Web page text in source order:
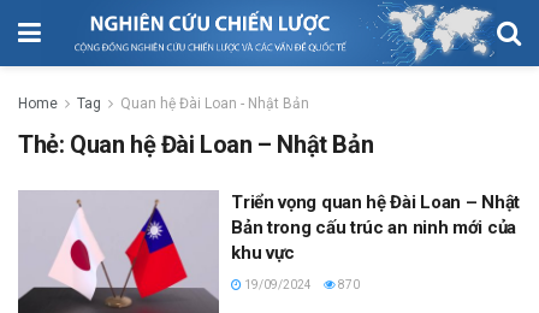
Home Tag Quan hệ Đài Loan - Nhật Bản
Thẻ: Quan hệ Đài Loan – Nhật Bản
Triển vọng quan hệ Đài Loan – Nhật
Bản trong cấu trúc an ninh mới của
khu vực
19/09/2024 870